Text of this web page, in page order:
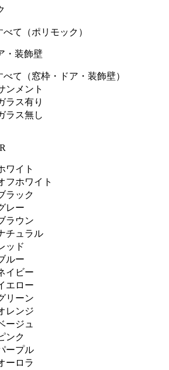
べて（ポリモック）
・装飾壁
べて（窓枠・ドア・装飾壁）
ンメント
ラス有り
ラス無し
ワイト
フホワイト
ラック
レー
ラウン
チュラル
ッド
ルー
イビー
エロー
リーン
レンジ
ージュ
ンク
ープル
ーロラ